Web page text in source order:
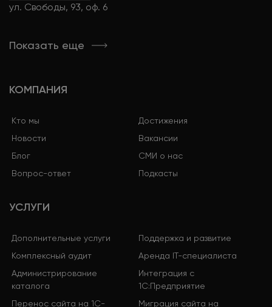
ул. Свободы, 93, оф. 6
Показать еще
КОМПАНИЯ
Кто мы
Достижения
Новости
Вакансии
Блог
СМИ о нас
Вопрос-ответ
Подкасты
УСЛУГИ
Дополнительные услуги
Поддержка и развитие
Комплексный аудит
Аренда IT-специалиста
Администрирование
каталога
Интеграция с
1С:Предприятие
Перенос сайта на 1С-
Миграция сайта на